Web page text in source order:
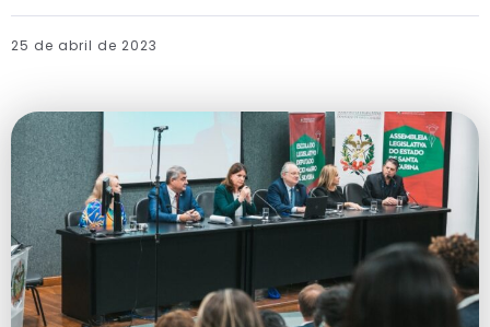
25 de abril de 2023